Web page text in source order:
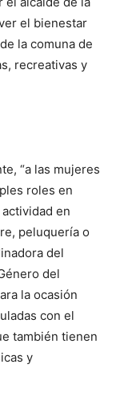
el bienestar
la comuna de
recreativas y
“a las mujeres
roles en
en
peluquería o
del
del
la ocasión
con el
también tienen
y